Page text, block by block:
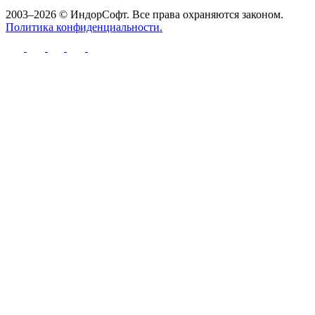
2003–2026 © ИндорСофт. Все права охраняются законом.
Политика конфиденциальности.